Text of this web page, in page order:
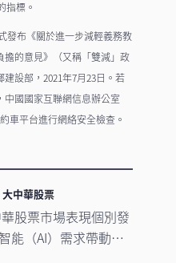
指標。
發布《關於進一步減輕義務教
的意見》（又稱「雙減」政
設部，2021年7月23日。若
國國家互聯網信息辦公室
車平台進行網絡安全檢查。
中華股票
股票市場表現個別發
能（AI）需求帶動科